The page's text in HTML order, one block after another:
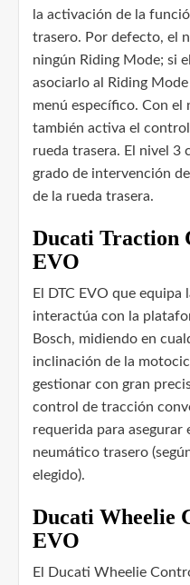
la activación de la
trasero. Por defecto, el
ningún Riding Mode; si
asociarlo al Riding
menú específico. Con el
también activa el
rueda trasera. El nivel 3
grado de intervención
de la rueda trasera.
Ducati Traction
EVO
El DTC EVO que equipa
interactúa con la
Bosch, midiendo en
inclinación de la
gestionar con gran
control de tracción
requerida para asegurar
neumático trasero
elegido).
Ducati Wheelie
EVO
El Ducati Wheelie